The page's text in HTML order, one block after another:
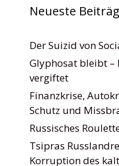
Neueste
Der Suizid von
Glyphosat bleibt –
vergiftet
Finanzkrise,
Schutz und
Russisches
Tsipras
Korruption des